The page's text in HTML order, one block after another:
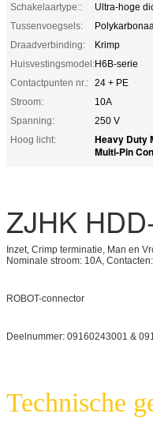
Schakelaartype::
Ultra-hoge
Tussenvoegsels:
Draadverbinding:
Krimp
Huisvestingsmodel:H6B-serie
Contactpunten nr.: 24 + PE
Stroom:
10A
Spanning:
250 V
Hoog licht:
Heavy Duty
Multi-Pin
ZJHK
Inzet, Crimp terminatie, Man en
Nominale stroom: 10A,
ROBOT-connector
Deelnummer: 09160243001 &
Technische